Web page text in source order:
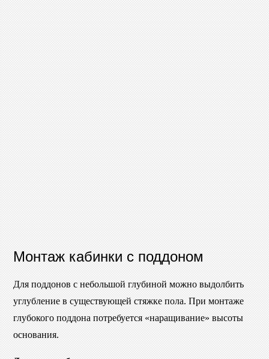
Монтаж кабинки с поддоном
Для поддонов с небольшой глубиной можно выдолбить
углубление в существующей стяжке пола. При монтаже
глубокого поддона потребуется «наращивание» высоты
основания.